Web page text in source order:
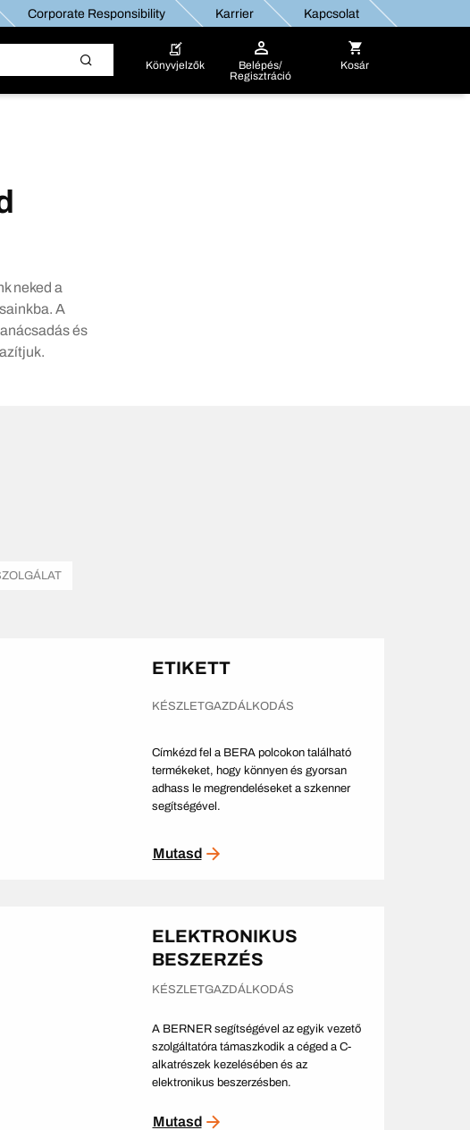
Corporate Responsibility Karrier Kapcsolat
Könyvjelzők
Belépés/
Regisztráció
Kosár
neked a
A
és
ETIKETT
KÉSZLETGAZDÁLKODÁS
Címkézd fel a BERA polcokon található
termékeket, hogy könnyen és gyorsan
adhass le megrendeléseket a szkenner
segítségével.
Mutasd
ELEKTRONIKUS
BESZERZÉS
KÉSZLETGAZDÁLKODÁS
A BERNER segítségével az egyik vezető
szolgáltatóra támaszkodik a céged a C-
alkatrészek kezelésében és az
elektronikus beszerzésben.
Mutasd